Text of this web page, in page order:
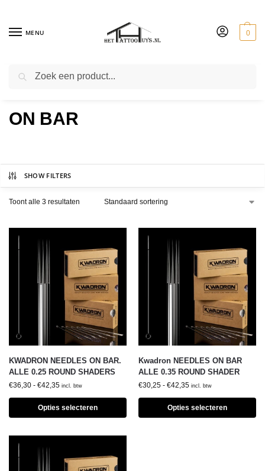
MENU 0
ON BAR
SHOW FILTERS
Toont alle 3 resultaten
KWADRON NEEDLES ON BAR.
ALLE 0.25 ROUND SHADERS
€36,30 - €42,35 incl. btw
Opties selecteren
Kwadron NEEDLES ON BAR
ALLE 0.35 ROUND SHADER
€30,25 - €42,35 incl. btw
Opties selecteren